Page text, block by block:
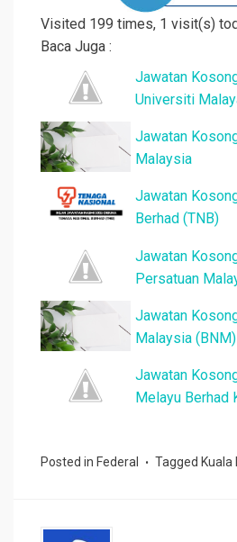
Visited 199 times, 1 visit(s)
Baca Juga :
Jawatan
Universiti
Jawatan
Malaysia
Jawatan
Berhad (TNB)
Jawatan
Persatuan
Jawatan
Malaysia (BNM)
Jawatan
Melayu Berhad
Posted in Federal Tagged Kuala